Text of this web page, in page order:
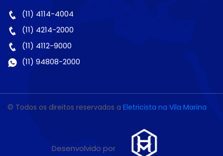
(11) 4114-4004
(11) 4214-2000
(11) 4112-9000
(11) 94808-2000
© Todos os direitos reservados a Eletricista na Vila Marina
Desenvolvido por